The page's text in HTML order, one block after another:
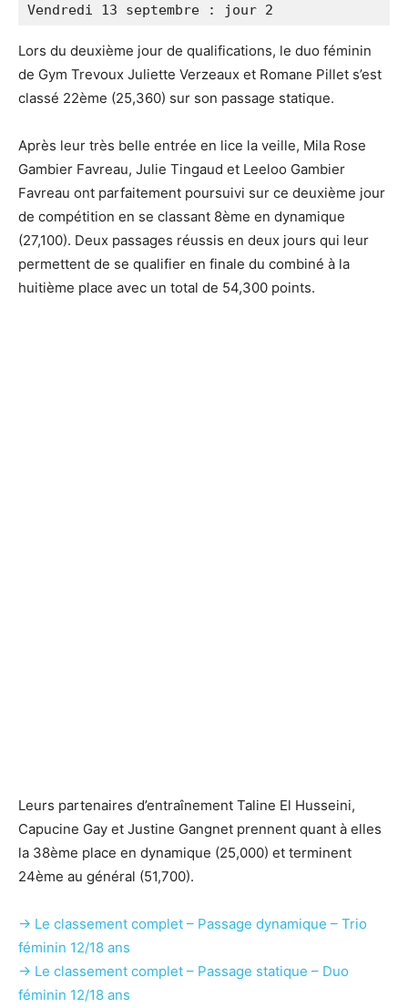
Vendredi 13 septembre : jour 2
Lors du deuxième jour de qualifications, le duo féminin
de Gym Trevoux Juliette Verzeaux et Romane Pillet s’est
classé 22ème (25,360) sur son passage statique.
Après leur très belle entrée en lice la veille, Mila Rose
Gambier Favreau, Julie Tingaud et Leeloo Gambier
Favreau ont parfaitement poursuivi sur ce deuxième jour
de compétition en se classant 8ème en dynamique
(27,100). Deux passages réussis en deux jours qui leur
permettent de se qualifier en finale du combiné à la
huitième place avec un total de 54,300 points.
Leurs partenaires d’entraînement Taline El Husseini,
Capucine Gay et Justine Gangnet prennent quant à elles
la 38ème place en dynamique (25,000) et terminent
24ème au général (51,700).
→ Le classement complet – Passage dynamique – Trio
féminin 12/18 ans
→ Le classement complet – Passage statique – Duo
féminin 12/18 ans